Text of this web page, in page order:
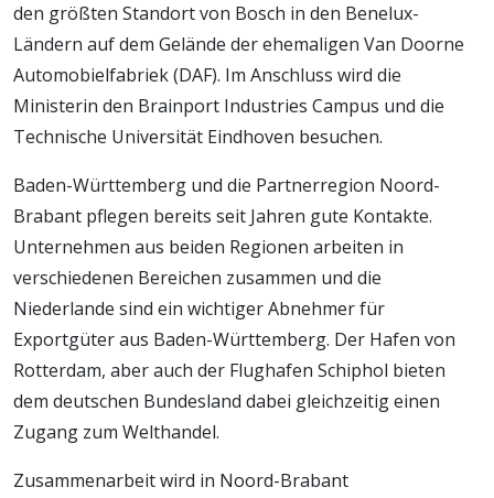
den größten Standort von Bosch in den Benelux-
Ländern auf dem Gelände der ehemaligen Van Doorne
Automobielfabriek (DAF). Im Anschluss wird die
Ministerin den Brainport Industries Campus und die
Technische Universität Eindhoven besuchen.
Baden-Württemberg und die Partnerregion Noord-
Brabant pflegen bereits seit Jahren gute Kontakte.
Unternehmen aus beiden Regionen arbeiten in
verschiedenen Bereichen zusammen und die
Niederlande sind ein wichtiger Abnehmer für
Exportgüter aus Baden-Württemberg. Der Hafen von
Rotterdam, aber auch der Flughafen Schiphol bieten
dem deutschen Bundesland dabei gleichzeitig einen
Zugang zum Welthandel.
Zusammenarbeit wird in Noord-Brabant